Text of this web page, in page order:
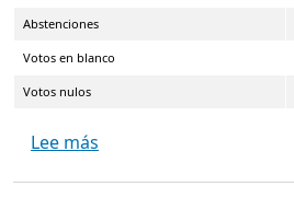
Abstenciones
Votos en blanco
Votos nulos
Lee más